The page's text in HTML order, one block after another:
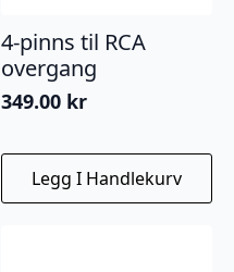
4-pinns til RCA
overgang
349.00 kr
Legg I Handlekurv